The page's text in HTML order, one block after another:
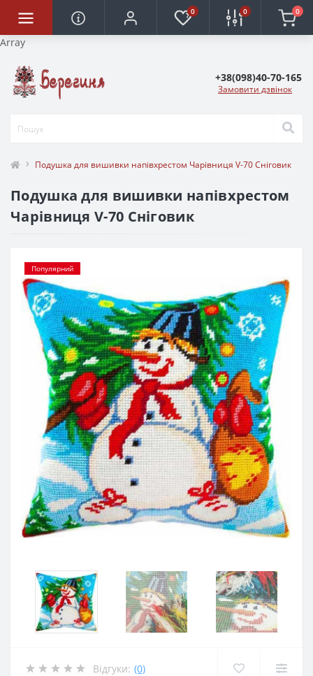
Array
0 0 0
+38(098)40-70-165
Замовити дзвінок
Подушка для вишивки напівхрестом Чарівниця V-70 Сніговик
Подушка для вишивки напівхрестом
Чарівниця V-70 Сніговик
Популярний
Відгуки: (0)